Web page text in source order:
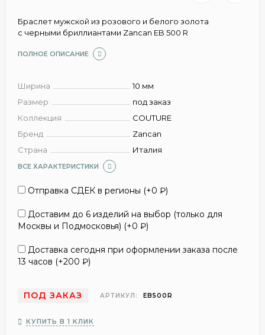
Браслет мужской из розового и белого золота
с черными бриллиантами Zancan EB 500 R
ПОЛНОЕ ОПИСАНИЕ
Ширина
10 мм
Размер
под заказ
Коллекция
COUTURE
Бренд
Zancan
Страна
Италия
ВСЕ ХАРАКТЕРИСТИКИ
Отправка СДЕК в регионы (+0 ₽)
Доставим до 6 изделий на выбор (только для
Москвы и Подмосковья) (+0 ₽)
Доставка сегодня при оформлении заказа после
13 часов (+200 ₽)
ПОД ЗАКАЗ АРТИКУЛ: EB500R
КУПИТЬ В 1 КЛИК